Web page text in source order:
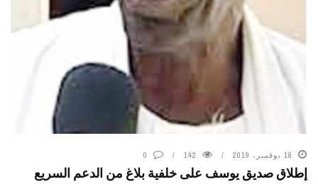
18 نوفمبر، 2019 142
0
إطلاق صديق يوسف على خلفية بلاغ من الدعم السريع